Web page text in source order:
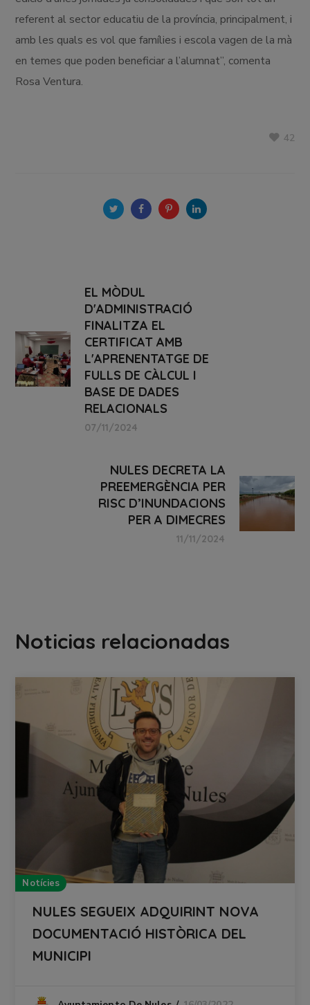
referent al sector educatiu de la província, principalment, i
amb les quals es vol que famílies i escola vagen de la mà
en temes que poden beneficiar a l’alumnat”, comenta
Rosa Ventura.
42
EL MÒDUL
D'ADMINISTRACIÓ
FINALITZA EL
CERTIFICAT AMB
L'APRENENTATGE DE
FULLS DE CÀLCUL I
BASE DE DADES
RELACIONALS
07/11/2024
NULES DECRETA LA
PREEMERGÈNCIA PER
RISC D’INUNDACIONS
PER A DIMECRES
11/11/2024
Noticias relacionadas
Notícies
NULES SEGUEIX ADQUIRINT NOVA
DOCUMENTACIÓ HISTÒRICA DEL
MUNICIPI